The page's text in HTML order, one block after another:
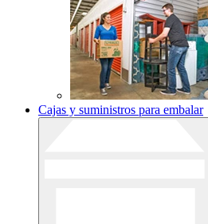
Cajas y suministros para embalar